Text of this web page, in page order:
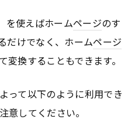
を使えばホームページのす
だけでなく、ホームページ
換することもできます。
って以下のように利用でき
意してください。